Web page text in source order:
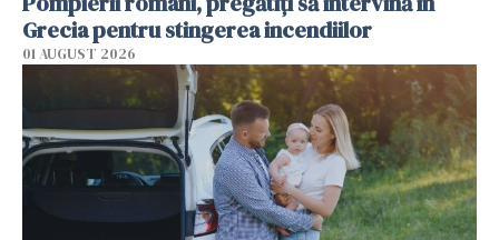
Grecia pentru stingerea incendiilor
01 AUGUST 2026